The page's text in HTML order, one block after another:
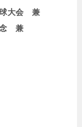
球大会 兼
念 兼